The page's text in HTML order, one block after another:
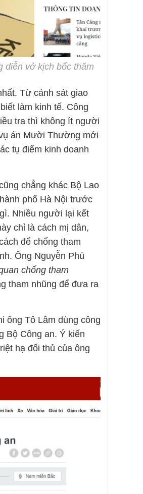
diễn vở kịch bốc thăm
Từ cảnh sát giao
làm kinh tế. Công
tra thì không ít người
án Mười Thường mới
tụ điểm kinh doanh
chẳng khác Bộ Lao
phố Hà Nội trước
Nhiều người lại kết
chỉ là cách mị dân,
để chống tham
Ông Nguyễn Phú
chống tham
tham nhũng để đưa ra
ông Tô Lâm dùng công
Bộ Công an. Ý kiến
hạ đối thủ của ông